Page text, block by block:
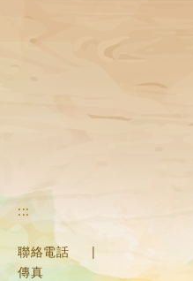
:::
聯絡電話
|
傳真